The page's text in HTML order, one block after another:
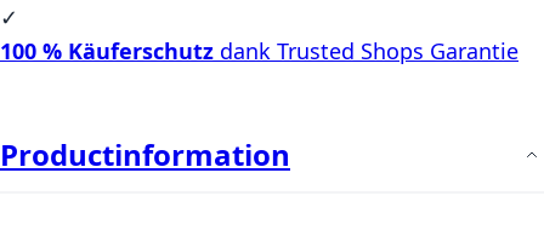
✓
100 % Käuferschutz dank Trusted Shops Garantie
Productinformation